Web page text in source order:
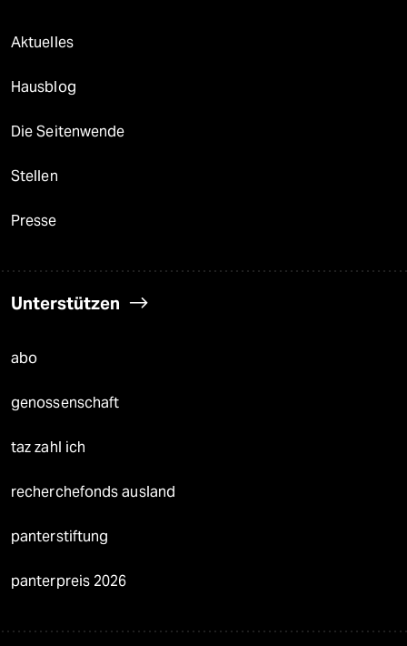
Aktuelles
Hausblog
Die Seitenwende
Stellen
Presse
Unterstützen
abo
genossenschaft
taz zahl ich
recherchefonds ausland
panterstiftung
panterpreis 2026